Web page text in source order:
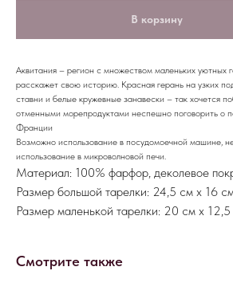
В корзину
Аквитания – регион с множеством маленьких уютных
расскажет свою историю. Красная герань на узких
ставни и белые кружевные занавески – так хочется
отменными морепродуктами неспешно поговорить о
Франции
Возможно использование в посудомоечной машине,
использование в микроволновой печи.
Материал: 100% фарфор, деколевое
Размер большой тарелки: 24,5 см х 16
Размер маленькой тарелки: 20 см х
Смотрите также